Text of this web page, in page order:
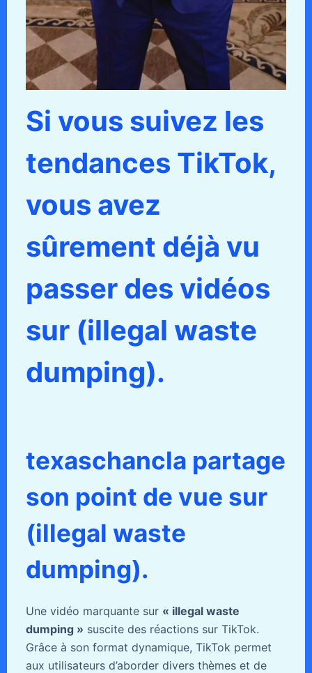
Si vous suivez les
tendances TikTok,
vous avez
sûrement déjà vu
passer des vidéos
sur (illegal waste
dumping).
texaschancla partage
son point de vue sur
(illegal waste
dumping).
Une vidéo marquante sur « illegal waste
dumping » suscite des réactions sur TikTok.
Grâce à son format dynamique, TikTok permet
aux utilisateurs d’aborder divers thèmes et de